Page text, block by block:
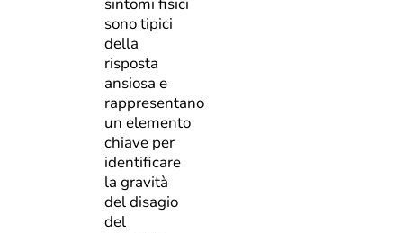
sono tipici
della
risposta
ansiosa e
rappresentano
un elemento
chiave per
identificare
la gravità
del disagio
del